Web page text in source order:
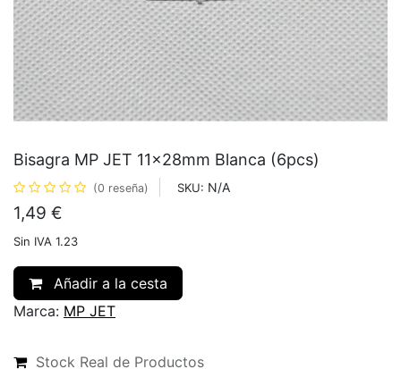
Bisagra MP JET 11x28mm Blanca (6pcs)
(0 reseña) SKU: N/A
1,49 €
Sin IVA 1.23
Añadir a la cesta
Marca: MP JET
Stock Real de Productos